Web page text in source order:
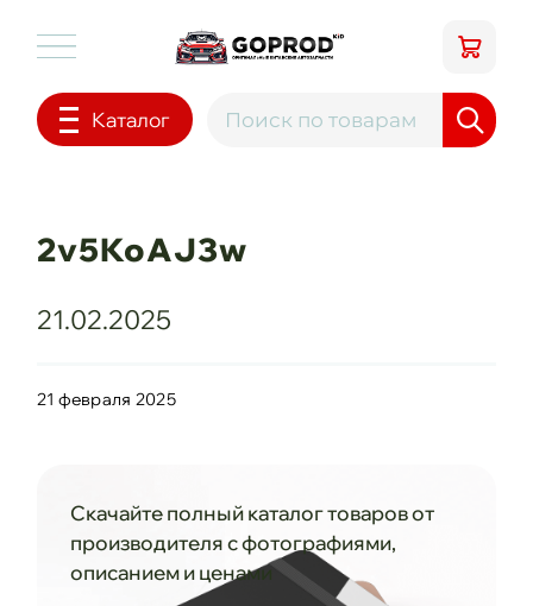
Каталог
2v5KoAJ3w
21.02.2025
21 февраля 2025
Скачайте полный каталог товаров от
производителя с фотографиями,
описанием и ценами